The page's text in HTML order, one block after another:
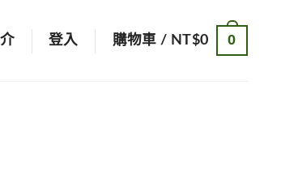
登入 購物車 / NT$0 0